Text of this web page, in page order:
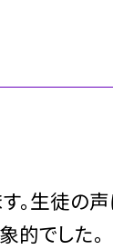
生徒の
でした。